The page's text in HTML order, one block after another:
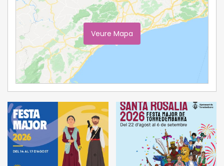
Veure Mapa